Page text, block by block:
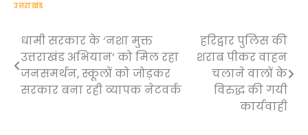
उत्तराखंड
Post
navigation
धामी सरकार के ‘नशा मुक्त
उत्तराखंड अभियान’ को मिल रहा
जनसमर्थन, स्कूलों को जोड़कर
सरकार बना रही व्यापक नेटवर्क
हरिद्वार पुलिस की
शराब पीकर वाहन
चलाने वालों के
विरुद्ध की गयी
कार्यवाही